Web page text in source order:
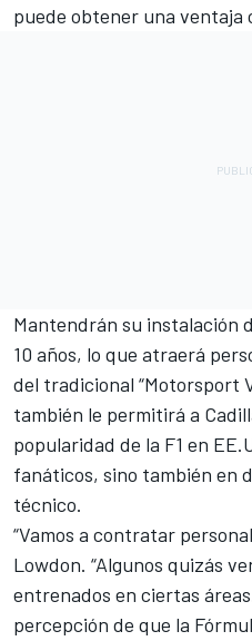
puede obtener una ventaja
Mantendrán su instalación
10 años, lo que atraerá
del tradicional “Motorsport
también le permitirá a
popularidad de la F1 en
fanáticos, sino también en
técnico.
“Vamos a contratar
Lowdon. “Algunos quizás
entrenados en ciertas
percepción de que la